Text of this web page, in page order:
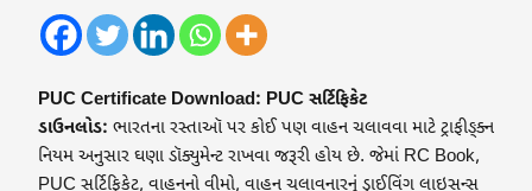
PUC Certificate Download: PUC સર્ટિફિકેટ
ડાઉનલોડ: ભારતના રસ્તાઑ પર કોઈ પણ વાહન ચલાવવા માટે ટ્રાફીઙ્ક્ન
નિયમ અનુસાર ઘણા ડૉક્યુમેન્ટ રાખવા જરૂરી હોય છે. જેમાં RC Book,
PUC સર્ટિફિકેટ, વાહનનો વીમો, વાહન ચલાવનારનું ડ્રાઈવિંગ લાઇસન્સ